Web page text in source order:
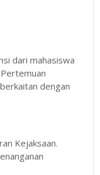
dari mahasiswa
dengan
Kejaksaan.